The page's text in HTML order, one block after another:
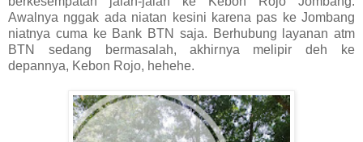
Awalnya nggak ada niatan kesini karena pas ke Jombang
niatnya cuma ke Bank BTN saja. Berhubung layanan atm
BTN sedang bermasalah, akhirnya melipir deh ke
depannya, Kebon Rojo, hehehe.